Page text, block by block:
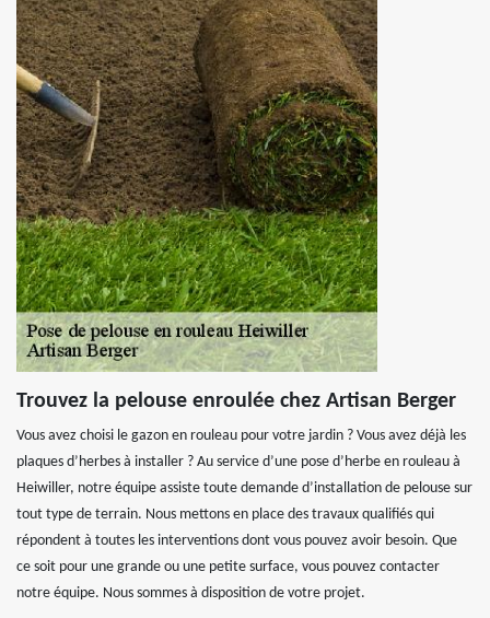
Trouvez la pelouse enroulée chez Artisan Berger
Vous avez choisi le gazon en rouleau pour votre jardin ? Vous avez déjà les
plaques d’herbes à installer ? Au service d’une pose d’herbe en rouleau à
Heiwiller, notre équipe assiste toute demande d’installation de pelouse sur
tout type de terrain. Nous mettons en place des travaux qualifiés qui
répondent à toutes les interventions dont vous pouvez avoir besoin. Que
ce soit pour une grande ou une petite surface, vous pouvez contacter
notre équipe. Nous sommes à disposition de votre projet.